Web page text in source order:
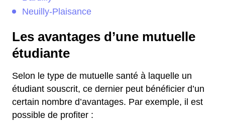
Neuilly-Plaisance
Les avantages d’une mutuelle
étudiante
Selon le type de mutuelle santé à laquelle un
étudiant souscrit, ce dernier peut bénéficier d’un
certain nombre d’avantages. Par exemple, il est
possible de profiter :